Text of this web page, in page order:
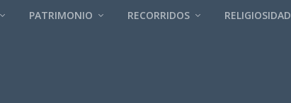
PATRIMONIO RECORRIDOS RELIGIOSIDAD